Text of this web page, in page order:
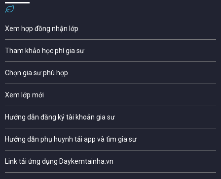
Xem hợp đồng nhận lớp
Tham khảo học phí gia sư
Chọn gia sư phù hợp
Xem lớp mới
Hướng dẫn đăng ký tài khoản gia sư
Hướng dẫn phụ huynh tải app và tìm gia sư
Link tải ứng dụng Daykemtainha.vn